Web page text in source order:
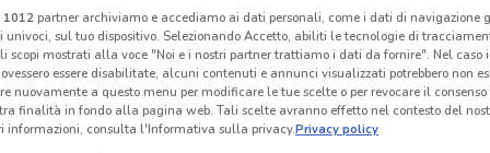
1012partner archiviamo e accediamo ai dati personali, come i dati di navigazione
sul tuo dispositivo. Selezionando Accetto, abiliti le tecnologie di
scopi mostrati alla voce "Noi e i nostri partner trattiamo i dati da fornire". Nel caso
essere disabilitate, alcuni contenuti e annunci visualizzati potrebbero non
nuovamente a questo menu per modificare le tue scelte o per revocare il
finalità in fondo alla pagina web. Tali scelte avranno effetto nel contesto del
informazioni, consulta l'Informativa sulla privacy.Privacy policy